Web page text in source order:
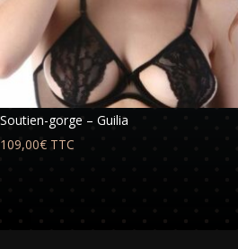
Soutien-gorge – Guilia
109,00€ TTC